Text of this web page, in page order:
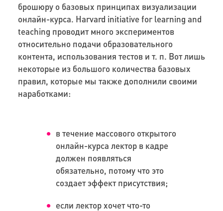
брошюру о базовых принципах визуализации
онлайн-курса. Harvard initiative for learning and
teaching проводит много экспериментов
относительно подачи образовательного
контента, использования тестов и т. п. Вот лишь
некоторые из большого количества базовых
правил, которые мы также дополнили своими
наработками:
в течение массового открытого
онлайн-курса лектор в кадре
должен появляться
обязательно, потому что это
создает эффект присутствия;
если лектор хочет что-то